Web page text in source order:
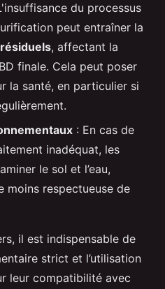
du processus
peut entraîner la
, affectant la
finale. Cela peut poser
la santé, en particulier si
: En cas de
inadéquat, les
le sol et l’eau,
moins respectueuse de
il est indispensable de
strict et l’utilisation
leur compatibilité avec